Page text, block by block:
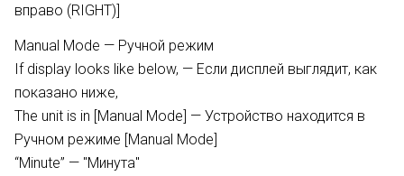
вправо (RIGHT)]
Manual Mode — Ручной режим
If display looks like below, — Если дисплей выглядит, как
показано ниже,
The unit is in [Manual Mode] — Устройство находится в
Ручном режиме [Manual Mode]
“Minute” — "Минута"